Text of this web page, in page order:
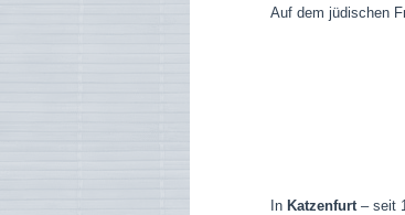
Auf dem jüdischen
In Katzenfurt– seit